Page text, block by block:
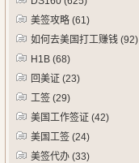
美签攻略 (61)
如何去美国打工赚钱 (92)
H1B (68)
回美证 (23)
工签 (29)
美国工作签证 (42)
美国工签 (24)
美签代办 (33)